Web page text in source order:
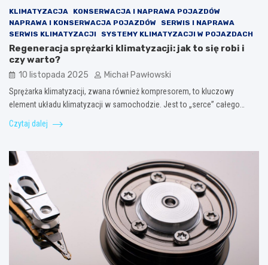
KLIMATYZACJA
KONSERWACJA I NAPRAWA POJAZDÓW
NAPRAWA I KONSERWACJA POJAZDÓW
SERWIS I NAPRAWA
SERWIS KLIMATYZACJI
SYSTEMY KLIMATYZACJI W POJAZDACH
Regeneracja sprężarki klimatyzacji: jak to się robi i
czy warto?
10 listopada 2025 Michał Pawłowski
Sprężarka klimatyzacji, zwana również kompresorem, to kluczowy
element układu klimatyzacji w samochodzie. Jest to „serce” całego…
Czytaj dalej